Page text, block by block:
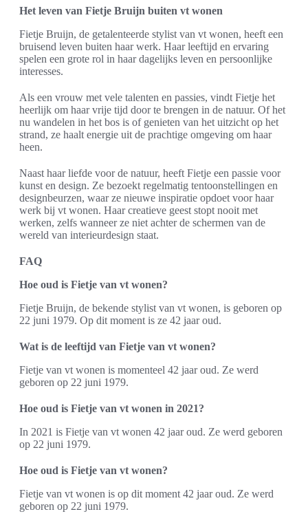
Het leven van Fietje Bruijn buiten vt wonen
Fietje Bruijn, de getalenteerde stylist van vt wonen, heeft een
bruisend leven buiten haar werk. Haar leeftijd en ervaring
spelen een grote rol in haar dagelijks leven en persoonlijke
interesses.
Als een vrouw met vele talenten en passies, vindt Fietje het
heerlijk om haar vrije tijd door te brengen in de natuur. Of het
nu wandelen in het bos is of genieten van het uitzicht op het
strand, ze haalt energie uit de prachtige omgeving om haar
heen.
Naast haar liefde voor de natuur, heeft Fietje een passie voor
kunst en design. Ze bezoekt regelmatig tentoonstellingen en
designbeurzen, waar ze nieuwe inspiratie opdoet voor haar
werk bij vt wonen. Haar creatieve geest stopt nooit met
werken, zelfs wanneer ze niet achter de schermen van de
wereld van interieurdesign staat.
FAQ
Hoe oud is Fietje van vt wonen?
Fietje Bruijn, de bekende stylist van vt wonen, is geboren op
22 juni 1979. Op dit moment is ze 42 jaar oud.
Wat is de leeftijd van Fietje van vt wonen?
Fietje van vt wonen is momenteel 42 jaar oud. Ze werd
geboren op 22 juni 1979.
Hoe oud is Fietje van vt wonen in 2021?
In 2021 is Fietje van vt wonen 42 jaar oud. Ze werd geboren
op 22 juni 1979.
Hoe oud is Fietje van vt wonen?
Fietje van vt wonen is op dit moment 42 jaar oud. Ze werd
geboren op 22 juni 1979.